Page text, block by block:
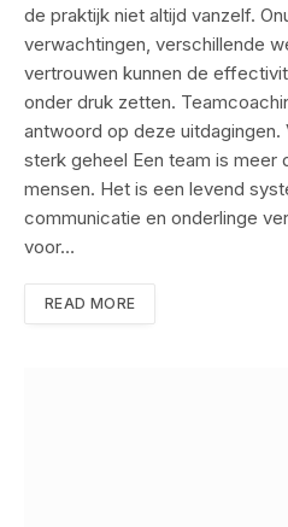
de praktijk niet altijd vanzelf.
verwachtingen, verschillende
vertrouwen kunnen de
onder druk zetten.
antwoord op deze uitdagingen.
sterk geheel Een team is meer
mensen. Het is een levend
communicatie en onderlinge
voor…
READ MORE